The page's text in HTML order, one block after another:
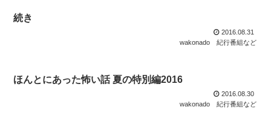
続き
2016.08.31
wakonado
紀行番組など
ほんとにあった怖い話 夏の特別編2016
2016.08.30
wakonado
紀行番組など